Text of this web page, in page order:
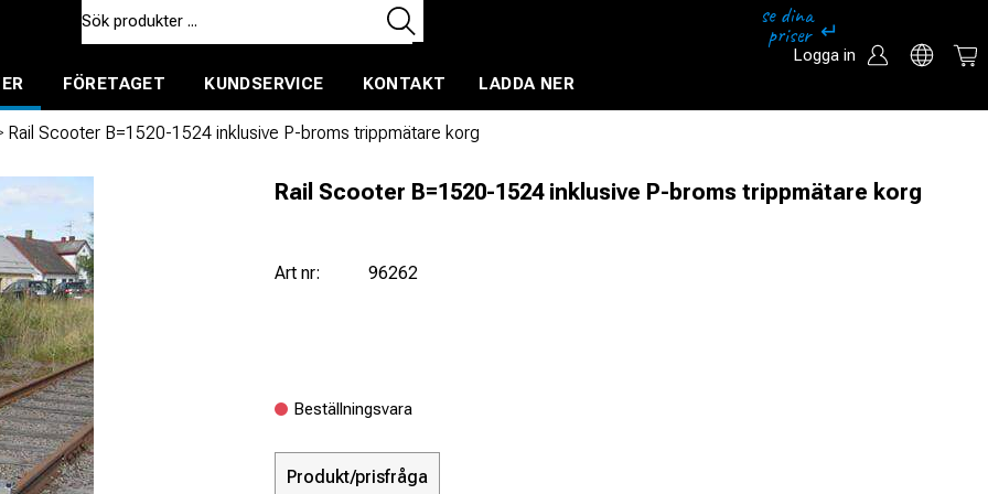
Logga in
FÖRETAGET KUNDSERVICE KONTAKT LADDA NER
/ Rail Scooter B=1520-1524 inklusive P-broms trippmätare korg
Rail Scooter B=1520-1524 inklusive P-broms trippmätare korg
Art nr: 96262
Beställningsvara
Produkt/prisfråga